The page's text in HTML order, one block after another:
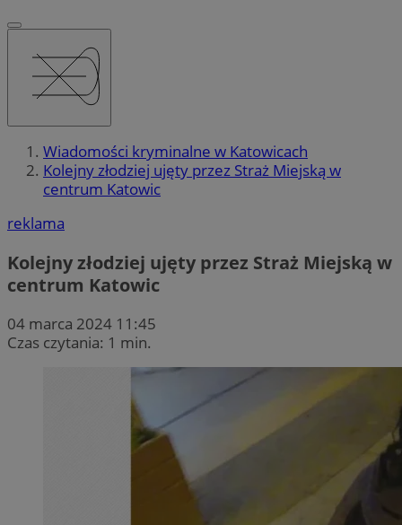
Wiadomości kryminalne w Katowicach
Kolejny złodziej ujęty przez Straż Miejską w
centrum Katowic
reklama
Kolejny złodziej ujęty przez Straż Miejską w
centrum Katowic
04 marca 2024 11:45
Czas czytania: 1 min.